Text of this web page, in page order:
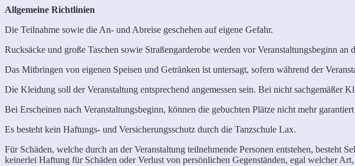
Allgemeine Richtlinien
Die Teilnahme sowie die An- und Abreise geschehen auf eigene Gefahr.
Rucksäcke und große Taschen sowie Straßengarderobe werden vor Veranstaltungsbeginn
Das Mitbringen von eigenen Speisen und Getränken ist untersagt, sofern während der
Die Kleidung soll der Veranstaltung entsprechend angemessen sein. Bei nicht sachgemäßer
Bei Erscheinen nach Veranstaltungsbeginn, können die gebuchten Plätze nicht mehr
Es besteht kein Haftungs- und Versicherungsschutz durch die Tanzschule Lax.
Für Schäden, welche durch an der Veranstaltung teilnehmende Personen entstehen,
keinerlei Haftung für Schäden oder Verlust von persönlichen Gegenständen, egal welcher